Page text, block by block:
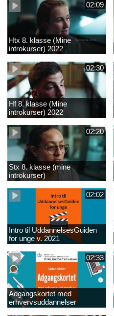
02:09
Htx 8. klasse (Mine
introkurser) 2022
02:30
Hf 8. klasse (Mine
introkurser) 2022
02:20
Stx 8. klasse (mine
introkurser)
02:02
Intro til UddannelsesGuiden
for unge v. 2021
02:33
Adgangskortet med
erhvervsuddannelser